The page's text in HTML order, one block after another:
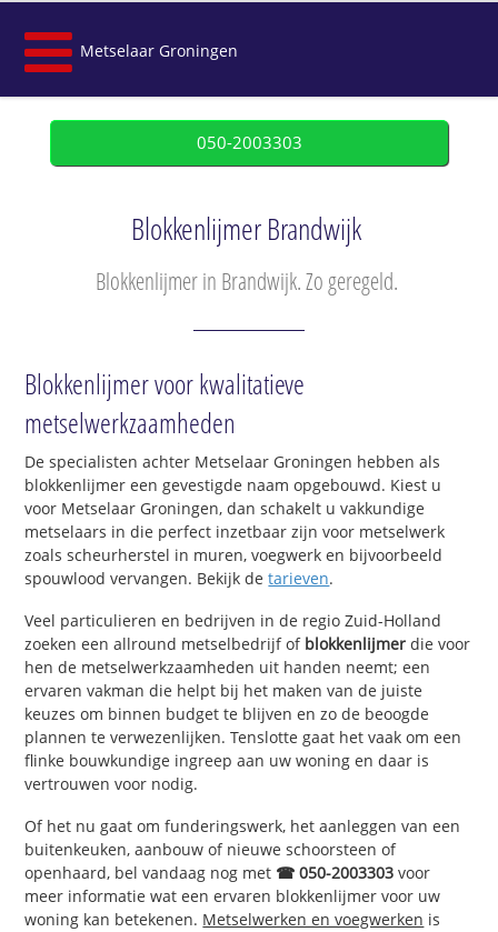
Metselaar Groningen
050-2003303
Blokkenlijmer Brandwijk
Blokkenlijmer in Brandwijk. Zo geregeld.
Blokkenlijmer voor kwalitatieve
metselwerkzaamheden
De specialisten achter Metselaar Groningen hebben als
blokkenlijmer een gevestigde naam opgebouwd. Kiest u
voor Metselaar Groningen, dan schakelt u vakkundige
metselaars in die perfect inzetbaar zijn voor metselwerk
zoals scheurherstel in muren, voegwerk en bijvoorbeeld
spouwlood vervangen. Bekijk detarieven.
Veel particulieren en bedrijven in de regio Zuid-Holland
zoeken een allround metselbedrijf of blokkenlijmer die voor
hen de metselwerkzaamheden uit handen neemt; een
ervaren vakman die helpt bij het maken van de juiste
keuzes om binnen budget te blijven en zo de beoogde
plannen te verwezenlijken. Tenslotte gaat het vaak om een
flinke bouwkundige ingreep aan uw woning en daar is
vertrouwen voor nodig.
Of het nu gaat om funderingswerk, het aanleggen van een
buitenkeuken, aanbouw of nieuwe schoorsteen of
openhaard, bel vandaag nog met ☎ 050-2003303 voor
meer informatie wat een ervaren blokkenlijmer voor uw
woning kan betekenen. Metselwerken en voegwerken is